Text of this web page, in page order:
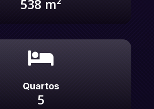
538 m²

Quartos
5